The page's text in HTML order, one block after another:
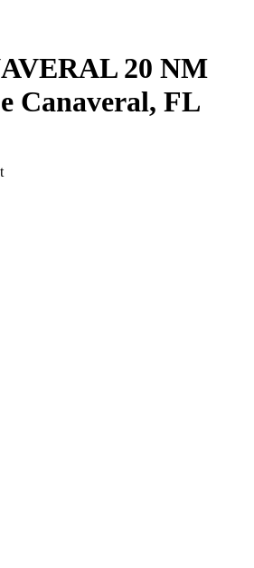
20 NM
Canaveral, FL